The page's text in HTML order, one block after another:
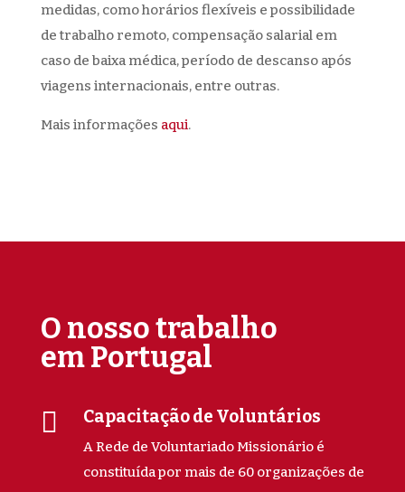
medidas, como horários flexíveis e possibilidade
de trabalho remoto, compensação salarial em
caso de baixa médica,períodode descanso após
viagens internacionais, entre outras.
Mais informações aqui.
O nosso trabalho
em Portugal
 Capacitação de Voluntários
A Rede de Voluntariado Missionário é
constituída por mais de 60 organizações de